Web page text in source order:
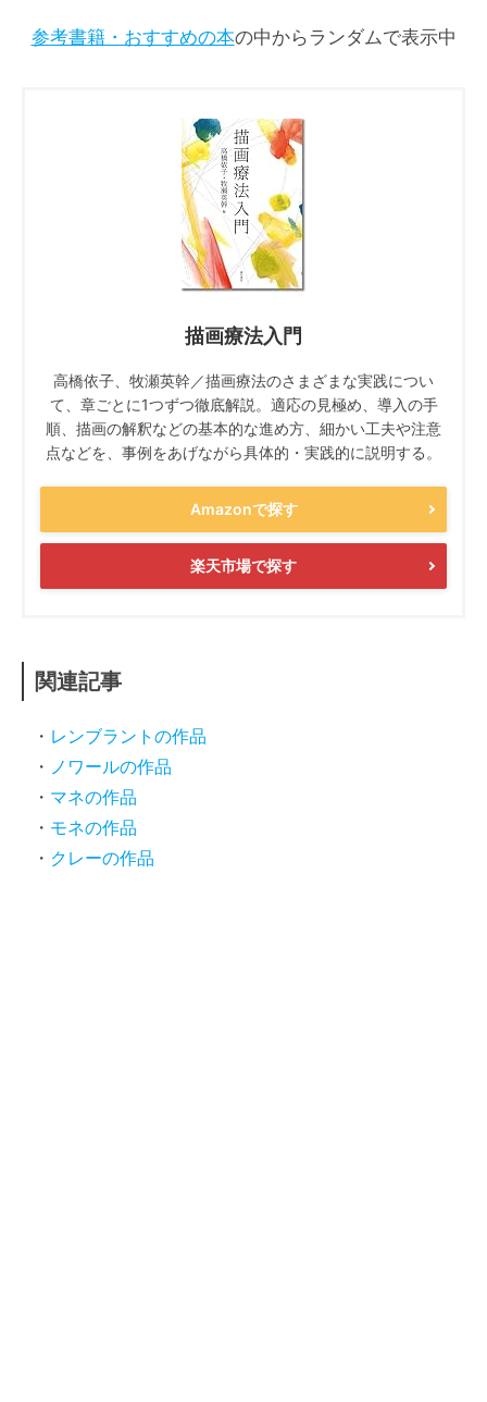
参考書籍・おすすめの本の中からランダムで表示中
描画療法入門
高橋依子、牧瀬英幹／描画療法のさまざまな実践につい
て、章ごとに1つずつ徹底解説。適応の見極め、導入の手
順、描画の解釈などの基本的な進め方、細かい工夫や注意
点などを、事例をあげながら具体的・実践的に説明する。
Amazonで探す
楽天市場で探す
関連記事
レンブラントの作品
ノワールの作品
マネの作品
モネの作品
クレーの作品